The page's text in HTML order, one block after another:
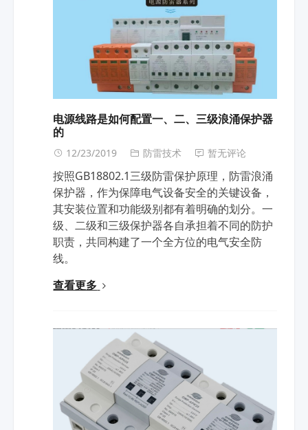
电源线路是如何配置一、二、三级浪涌保护器
的
12/23/2019 防雷技术 暂无评论
按照GB18802.1三级防雷保护原理，防雷浪涌
保护器，作为保障电气设备安全的关键设备，
其安装位置和功能级别都有着明确的划分。一
级、二级和三级保护器各自承担着不同的防护
职责，共同构建了一个全方位的电气安全防
线。
查看更多